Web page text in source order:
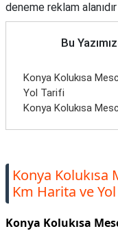
deneme reklam alanıdır
Bu
Konya Kolukısa
Yol Tarifi
Konya Kolukısa
Konya Kolukısa
Km Harita ve
Konya Kolukısa